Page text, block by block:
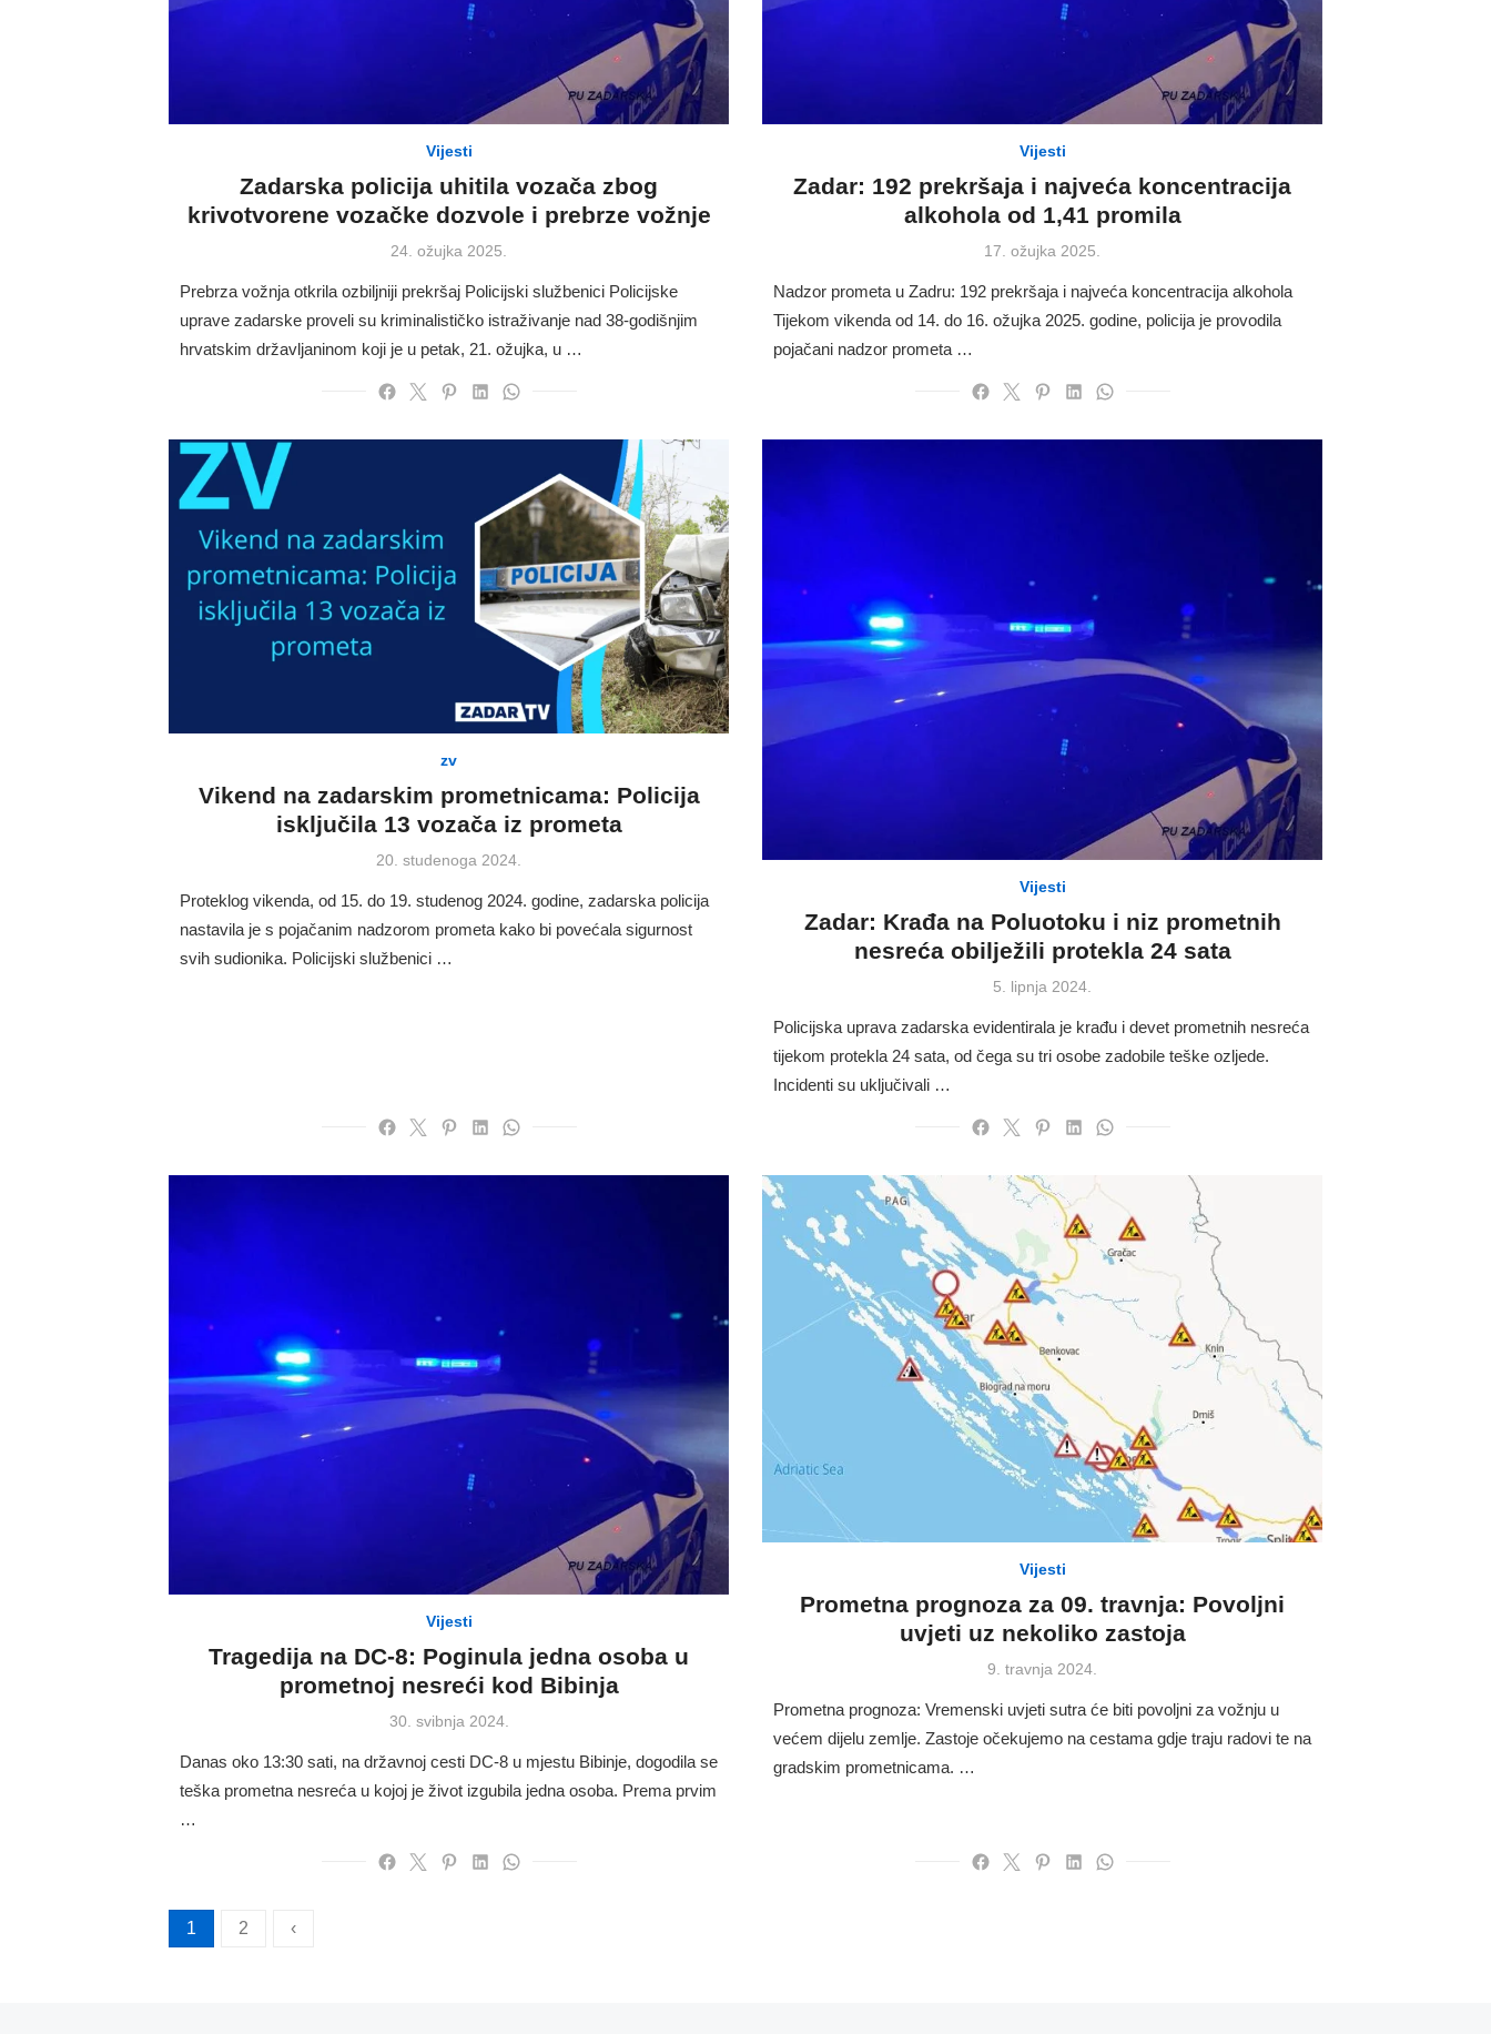
Vijesti
Zadarska policija uhitila vozača zbog
krivotvorene vozačke dozvole i prebrze vožnje
Posted
24. ožujka 2025.
Prebrza vožnja otkrila ozbiljniji prekršaj Policijski službenici Policijske
uprave zadarske proveli su kriminalističko istraživanje nad 38-godišnjim
hrvatskim državljaninom koji je u petak, 21. ožujka, u …
Vijesti
Zadar: 192 prekršaja i najveća koncentracija
alkohola od 1,41 promila
Posted
17. ožujka 2025.
Nadzor prometa u Zadru: 192 prekršaja i najveća koncentracija alkohola
Tijekom vikenda od 14. do 16. ožujka 2025. godine, policija je provodila
pojačani nadzor prometa …
zv
Vikend na zadarskim prometnicama: Policija
isključila 13 vozača iz prometa
Posted
20. studenoga 2024.
Proteklog vikenda, od 15. do 19. studenog 2024. godine, zadarska policija
nastavila je s pojačanim nadzorom prometa kako bi povećala sigurnost
svih sudionika. Policijski službenici …
Vijesti
Zadar: Krađa na Poluotoku i niz prometnih
nesreća obilježili protekla 24 sata
Posted
5. lipnja 2024.
Policijska uprava zadarska evidentirala je krađu i devet prometnih nesreća
tijekom protekla 24 sata, od čega su tri osobe zadobile teške ozljede.
Incidenti su uključivali …
Vijesti
Tragedija na DC-8: Poginula jedna osoba u
prometnoj nesreći kod Bibinja
Posted
30. svibnja 2024.
Danas oko 13:30 sati, na državnoj cesti DC-8 u mjestu Bibinje, dogodila se
teška prometna nesreća u kojoj je život izgubila jedna osoba. Prema prvim
…
Vijesti
Prometna prognoza za 09. travnja: Povoljni
uvjeti uz nekoliko zastoja
Posted
9. travnja 2024.
Prometna prognoza: Vremenski uvjeti sutra će biti povoljni za vožnju u
većem dijelu zemlje. Zastoje očekujemo na cestama gdje traju radovi te na
gradskim prometnicama. …
Brojevi
1 2 ‹